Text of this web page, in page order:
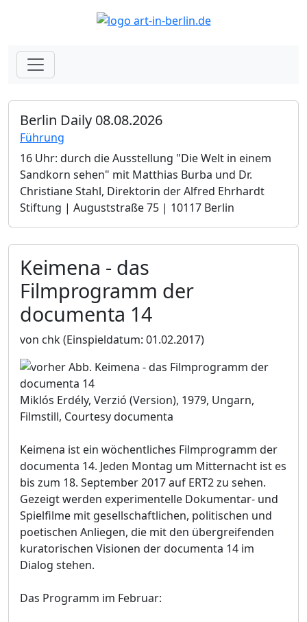
Berlin Daily 08.08.2026
Führung
16 Uhr: durch die Ausstellung "Die Welt in einem
Sandkorn sehen" mit Matthias Burba und Dr.
Christiane Stahl, Direktorin der Alfred Ehrhardt
Stiftung | Auguststraße 75 | 10117 Berlin
Keimena - das
Filmprogramm der
documenta 14
von chk(Einspieldatum: 01.02.2017)
Miklós Erdély, Verzió (Version), 1979, Ungarn,
Filmstill, Courtesy documenta
Keimena ist ein wöchentliches Filmprogramm der
documenta 14. Jeden Montag um Mitternacht ist es
bis zum 18. September 2017 auf ERT2 zu sehen.
Gezeigt werden experimentelle Dokumentar- und
Spielfilme mit gesellschaftlichen, politischen und
poetischen Anliegen, die mit den übergreifenden
kuratorischen Visionen der documenta 14 im
Dialog stehen.
Das Programm im Februar: